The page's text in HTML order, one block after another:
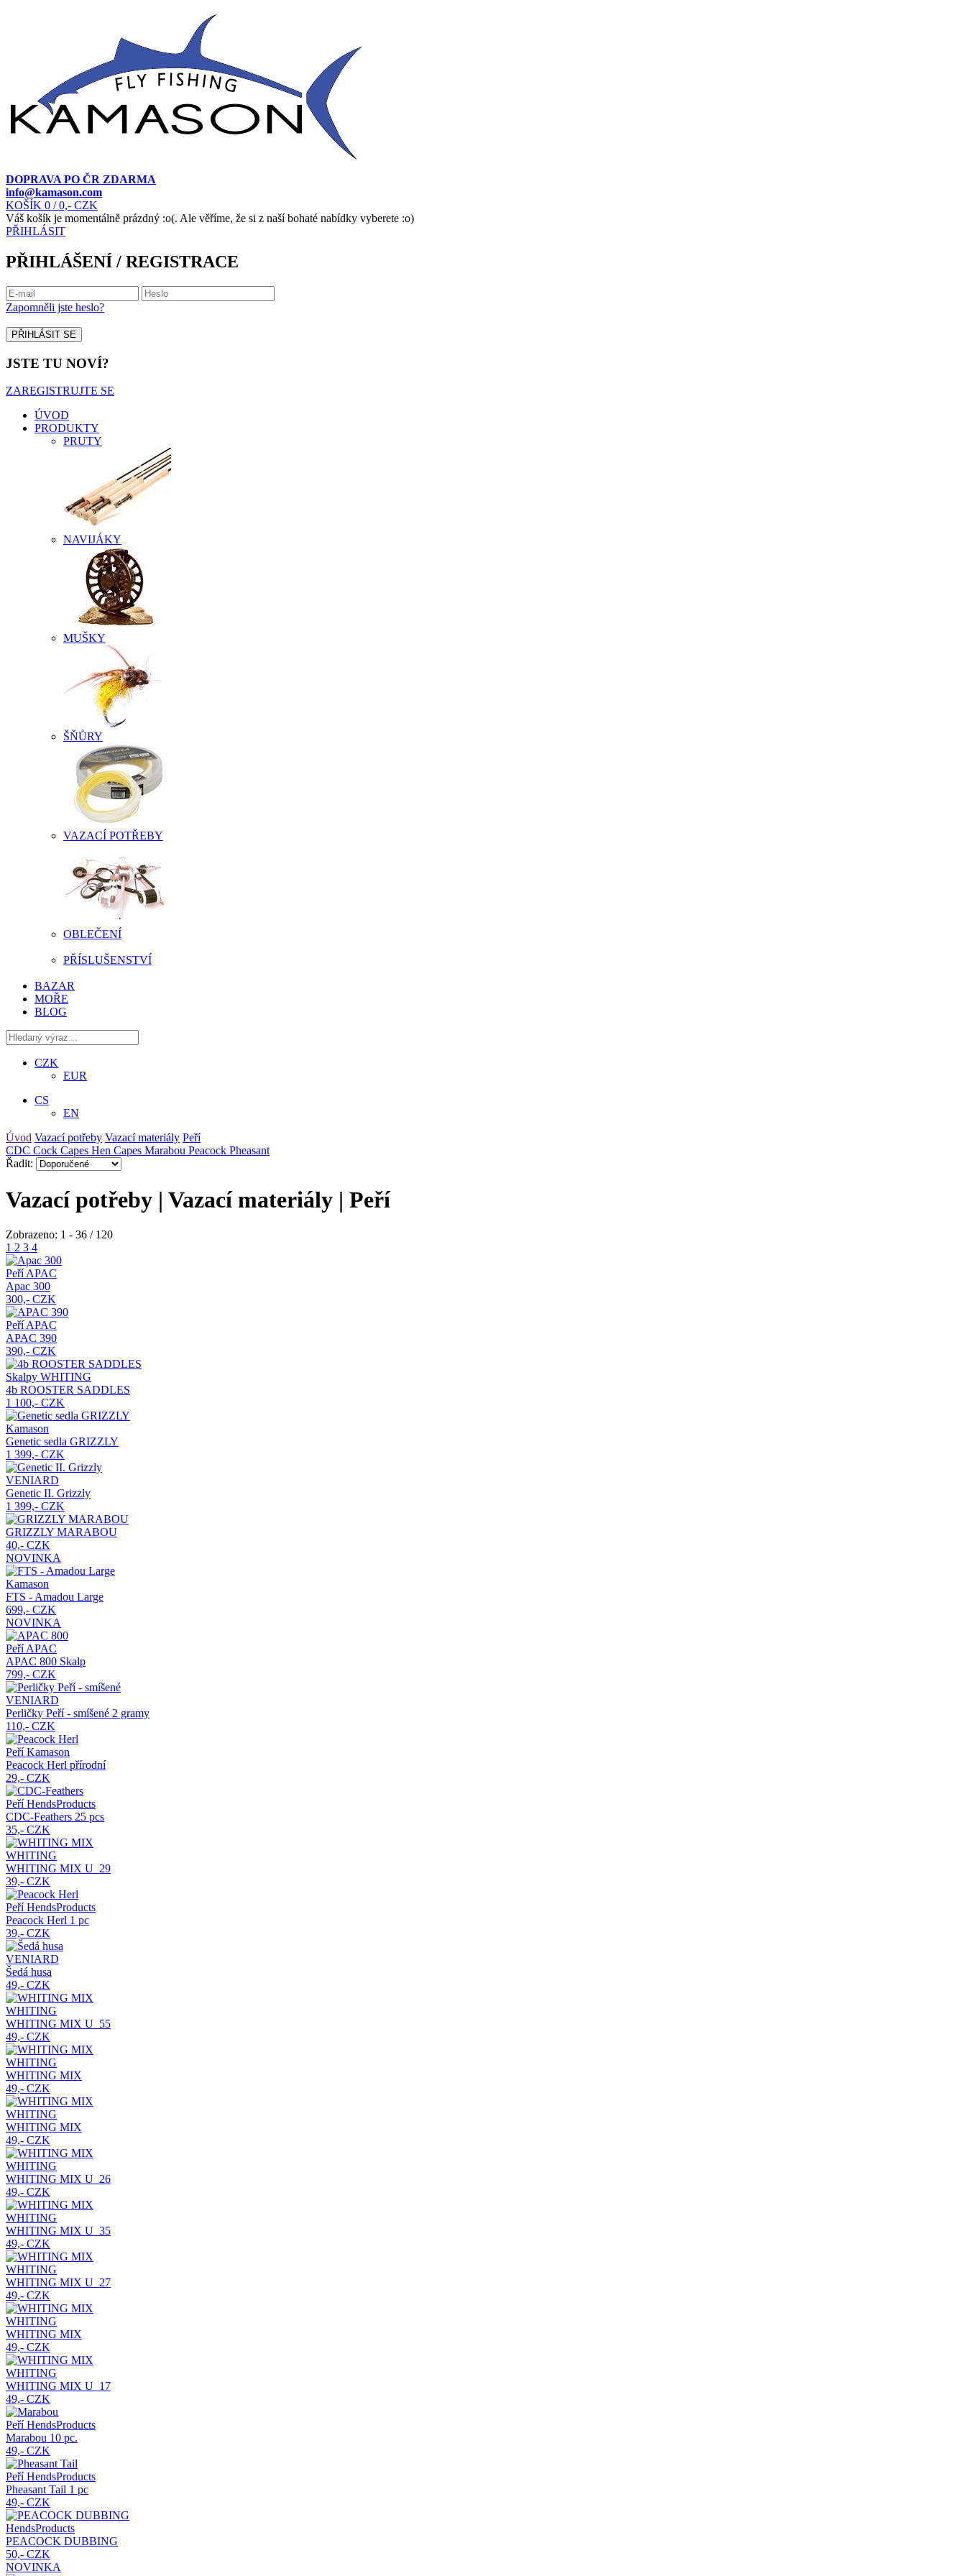
DOPRAVA PO ČR ZDARMA
info@kamason.com
KOŠÍK 0 / 0,- CZK
Váš košík je momentálně prázdný :o(. Ale věříme, že si z naší bohaté nabídky vyberete :o)
PŘIHLÁSIT
PŘIHLÁŠENÍ / REGISTRACE
Zapomněli jste heslo?
JSTE TU NOVÍ?
ZAREGISTRUJTE SE
ÚVOD
PRODUKTY
PRUTY
NAVIJÁKY
MUŠKY
ŠŇŮRY
VAZACÍ POTŘEBY
OBLEČENÍ
PŘÍSLUŠENSTVÍ
BAZAR
MOŘE
BLOG
CZK
EUR
CS
EN
Úvod Vazací potřeby Vazací materiály Peří
CDC Cock Capes Hen Capes Marabou Peacock Pheasant
Řadit:
Vazací potřeby | Vazací materiály | Peří
Zobrazeno: 1 - 36 / 120
1 2 3 4
Peří APAC
Apac 300
300,- CZK
Peří APAC
APAC 390
390,- CZK
Skalpy WHITING
4b ROOSTER SADDLES
1 100,- CZK
Kamason
Genetic sedla GRIZZLY
1 399,- CZK
VENIARD
Genetic II. Grizzly
1 399,- CZK
GRIZZLY MARABOU
40,- CZK
NOVINKA
Kamason
FTS - Amadou Large
699,- CZK
NOVINKA
Peří APAC
APAC 800 Skalp
799,- CZK
VENIARD
Perličky Peří - smíšené 2 gramy
110,- CZK
Peří Kamason
Peacock Herl přírodní
29,- CZK
Peří HendsProducts
CDC-Feathers 25 pcs
35,- CZK
WHITING
WHITING MIX U_29
39,- CZK
Peří HendsProducts
Peacock Herl 1 pc
39,- CZK
VENIARD
Šedá husa
49,- CZK
WHITING
WHITING MIX U_55
49,- CZK
WHITING
WHITING MIX
49,- CZK
WHITING
WHITING MIX
49,- CZK
WHITING
WHITING MIX U_26
49,- CZK
WHITING
WHITING MIX U_35
49,- CZK
WHITING
WHITING MIX U_27
49,- CZK
WHITING
WHITING MIX
49,- CZK
WHITING
WHITING MIX U_17
49,- CZK
Peří HendsProducts
Marabou 10 pc.
49,- CZK
Peří HendsProducts
Pheasant Tail 1 pc
49,- CZK
HendsProducts
PEACOCK DUBBING
50,- CZK
NOVINKA